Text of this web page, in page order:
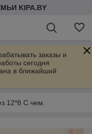
KIPA.BY
заказы и
сегодня
в ближайший
12*8 C чем.